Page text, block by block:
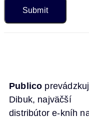
Publico
Dibuk, najväčší
distribútor e-kníh